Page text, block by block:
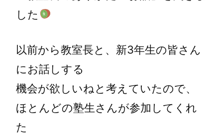
した
以前から教室長と、新3年生の皆さん
にお話しする
機会が欲しいねと考えていたので、
ほとんどの塾生さんが参加してくれ
た